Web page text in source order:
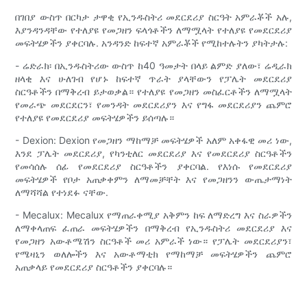
በገበያ ውስጥ በርካታ ታዋቂ የኢንዱስትሪ መደርደሪያ ስርዓት አምራቾች አሉ,
እያንዳንዳቸው የተለያዩ የመጋዘን ፍላጎቶችን ለማሟላት የተለያዩ የመደርደሪያ
መፍትሄዎችን ያቀርባሉ. አንዳንድ ከፍተኛ አምራቾች የሚከተሉትን ያካትታሉ:
- ሬድራክ፡ በኢንዱስትሪው ውስጥ ከ40 ዓመታት በላይ ልምድ ያለው፣ ሬዲራክ
ዘላቂ እና ሁለገብ የሆኑ ከፍተኛ ጥራት ያላቸውን የፓሌት መደርደሪያ
ስርዓቶችን በማቅረብ ይታወቃል። የተለያዩ የመጋዘን መስፈርቶችን ለማሟላት
የመራጭ መደርደርን፣ የመንዳት መደርደሪያን እና የግፋ መደርደሪያን ጨምሮ
የተለያዩ የመደርደሪያ መፍትሄዎችን ይሰጣሉ።
- Dexion: Dexion የመጋዘን ማከማቻ መፍትሄዎች አለም አቀፋዊ መሪ ነው,
እንደ ፓሌት መደርደሪያ, የካንቲለር መደርደሪያ እና የመደርደሪያ ስርዓቶችን
የመሳሰሉ ሰፊ የመደርደሪያ ስርዓቶችን ያቀርባል. የእነሱ የመደርደሪያ
መፍትሄዎች የቦታ አጠቃቀምን ለማመቻቸት እና የመጋዘንን ውጤታማነት
ለማሻሻል የተነደፉ ናቸው.
- Mecalux: Mecalux የማጠራቀሚያ አቅምን ከፍ ለማድረግ እና ስራዎችን
ለማቀላጠፍ ፈጠራ መፍትሄዎችን በማቅረብ የኢንዱስትሪ መደርደሪያ እና
የመጋዘን አውቶሜሽን ስርዓቶች መሪ አምራች ነው። የፓሌት መደርደሪያን፣
የሜዛኒን ወለሎችን እና አውቶማቲክ የማከማቻ መፍትሄዎችን ጨምሮ
አጠቃላይ የመደርደሪያ ስርዓቶችን ያቀርባሉ።